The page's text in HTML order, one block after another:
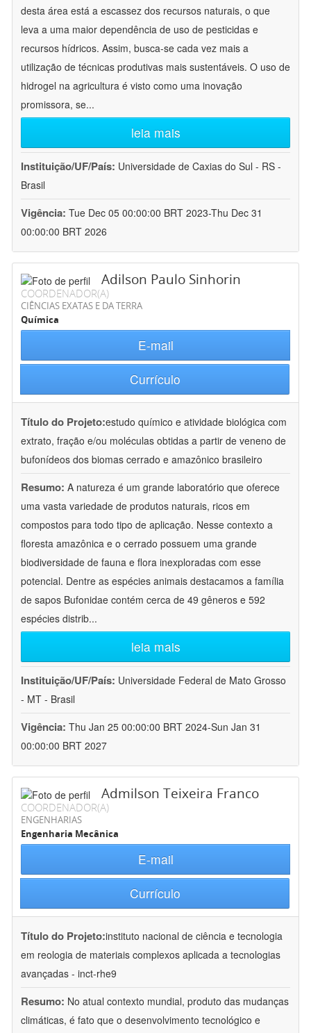
desta área está a escassez dos recursos naturais, o que
leva a uma maior dependência de uso de pesticidas e
recursos hídricos. Assim, busca-se cada vez mais a
utilização de técnicas produtivas mais sustentáveis. O uso de
hidrogel na agricultura é visto como uma inovação
promissora, se...
leia mais
Instituição/UF/País: Universidade de Caxias do Sul - RS -
Brasil
Vigência: Tue Dec 05 00:00:00 BRT 2023-Thu Dec 31
00:00:00 BRT 2026
Adilson Paulo Sinhorin
COORDENADOR(A)
CIÊNCIAS EXATAS E DA TERRA
Química
E-mail
Currículo
Título do Projeto:estudo químico e atividade biológica com
extrato, fração e/ou moléculas obtidas a partir de veneno de
bufonídeos dos biomas cerrado e amazônico brasileiro
Resumo: A natureza é um grande laboratório que oferece
uma vasta variedade de produtos naturais, ricos em
compostos para todo tipo de aplicação. Nesse contexto a
floresta amazônica e o cerrado possuem uma grande
biodiversidade de fauna e flora inexploradas com esse
potencial. Dentre as espécies animais destacamos a família
de sapos Bufonidae contém cerca de 49 gêneros e 592
espécies distrib...
leia mais
Instituição/UF/País: Universidade Federal de Mato Grosso
- MT - Brasil
Vigência: Thu Jan 25 00:00:00 BRT 2024-Sun Jan 31
00:00:00 BRT 2027
Admilson Teixeira Franco
COORDENADOR(A)
ENGENHARIAS
Engenharia Mecânica
E-mail
Currículo
Título do Projeto:instituto nacional de ciência e tecnologia
em reologia de materiais complexos aplicada a tecnologias
avançadas - inct-rhe9
Resumo: No atual contexto mundial, produto das mudanças
climáticas, é fato que o desenvolvimento tecnológico e